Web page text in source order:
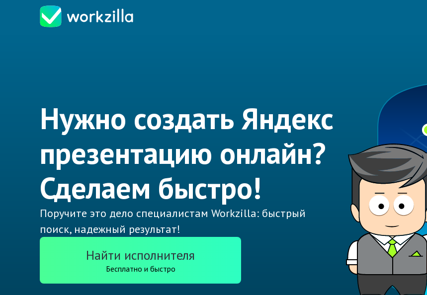
Нужно создать Яндекс
презентацию онлайн?
Сделаем быстро!
Поручите это дело специалистам Workzilla: быстрый
поиск, надежный результат!
Найти исполнителя
Бесплатно и быстро